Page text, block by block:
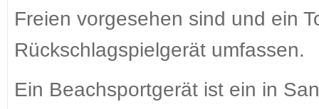
Freien vorgesehen sind und ein
Rückschlagspielgerät umfassen.
Ein Beachsportgerät ist ein in